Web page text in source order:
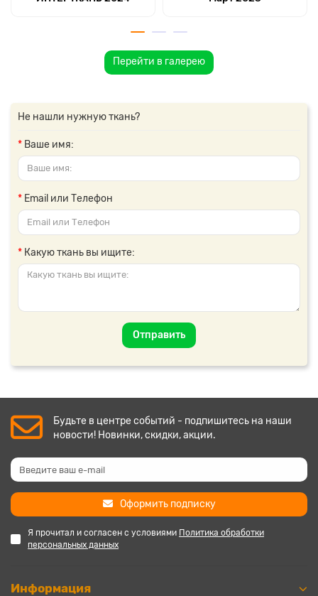
Перейти в галерею
Не нашли нужную ткань?
Ваше имя:
Email или Телефон
Какую ткань вы ищите:
Отправить
Будьте в центре событий - подпишитесь на наши
новости! Новинки, скидки, акции.
Оформить подписку
Я прочитал и согласен с условиями Политика обработки
персональных данных
Информация